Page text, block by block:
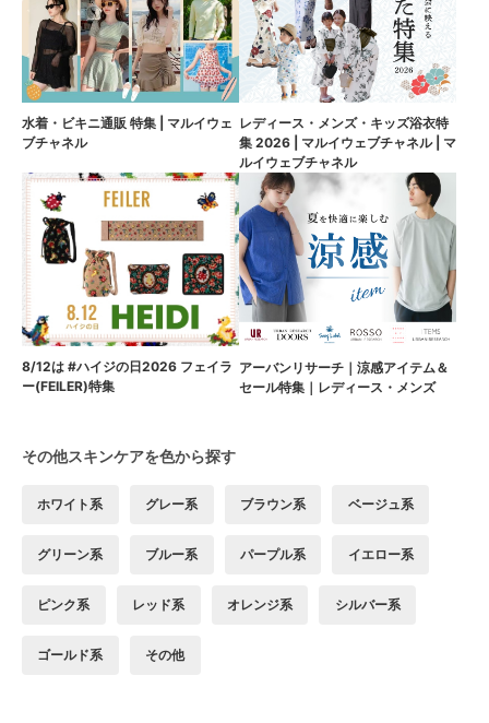
水着・ビキニ通販 特集 | マルイウェ
ブチャネル
レディース・メンズ・キッズ浴衣特
集 2026 | マルイウェブチャネル | マ
ルイウェブチャネル
8/12は #ハイジの日2026 フェイラ
ー(FEILER)特集
アーバンリサーチ｜涼感アイテム＆
セール特集｜レディース・メンズ
その他スキンケアを色から探す
ホワイト系 グレー系 ブラウン系 ベージュ系
グリーン系 ブルー系 パープル系 イエロー系
ピンク系 レッド系 オレンジ系 シルバー系
ゴールド系 その他